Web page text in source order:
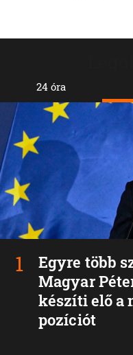
24 óra
Egyre több
Magyar
készíti elő a
pozíciót